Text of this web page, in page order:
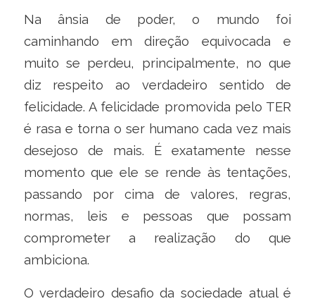
Na ânsia de poder, o mundo foi
caminhando em direção equivocada e
muito se perdeu, principalmente, no que
diz respeito ao verdadeiro sentido de
felicidade. A felicidade promovida pelo TER
é rasa e torna o ser humano cada vez mais
desejoso de mais. É exatamente nesse
momento que ele se rende às tentações,
passando por cima de valores, regras,
normas, leis e pessoas que possam
comprometer a realização do que
ambiciona.
O verdadeiro desafio da sociedade atual é